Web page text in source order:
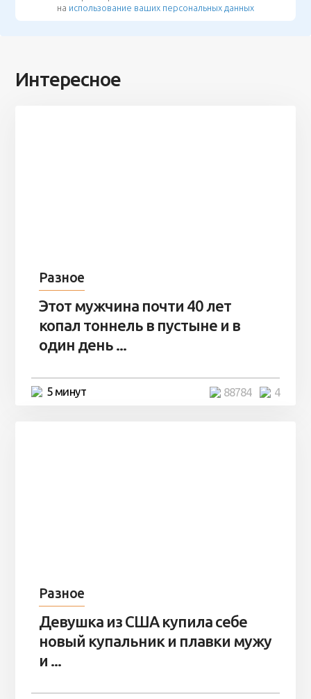
на использование ваших персональных данных
Интересное
Разное
Этот мужчина почти 40 лет
копал тоннель в пустыне и в
один день ...
5 минут 4
88784
Разное
Девушка из США купила себе
новый купальник и плавки мужу
и ...